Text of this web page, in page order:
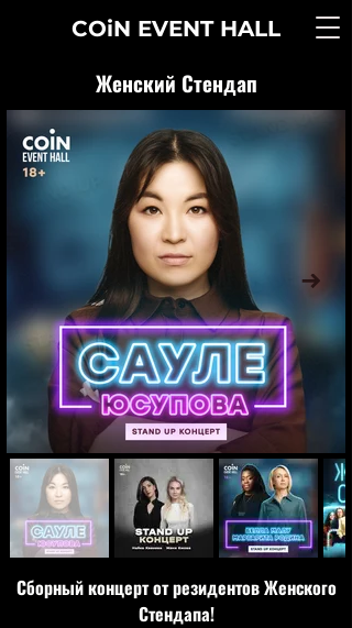
COiN EVENT HALL
Женский Стендап
Сборный концерт от резидентов Женского
Стендапа!